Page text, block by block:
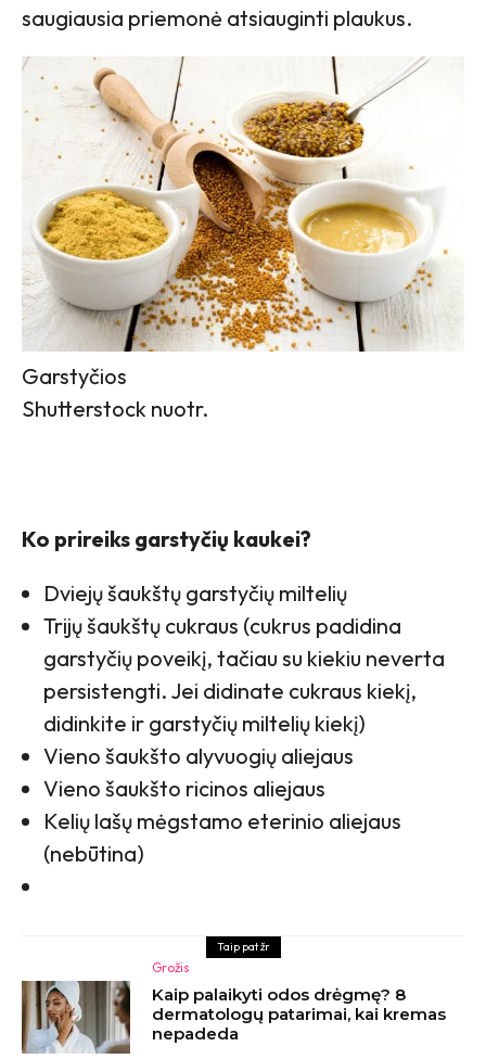
saugiausia priemonė atsiauginti plaukus.
Garstyčios
Shutterstock nuotr.
Ko prireiks garstyčių kaukei?
Dviejų šaukštų garstyčių miltelių
Trijų šaukštų cukraus (cukrus padidina
garstyčių poveikį, tačiau su kiekiu neverta
persistengti. Jei didinate cukraus kiekį,
didinkite ir garstyčių miltelių kiekį)
Vieno šaukšto alyvuogių aliejaus
Vieno šaukšto ricinos aliejaus
Kelių lašų mėgstamo eterinio aliejaus
(nebūtina)
Taip pat žr
Grožis
Kaip palaikyti odos drėgmę? 8
dermatologų patarimai, kai kremas
nepadeda